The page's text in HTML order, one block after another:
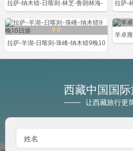
拉萨-纳木错-日喀则-林芝-鲁朗林海-
拉萨-
¥ 0
拉萨-羊湖-日喀则-珠峰-纳木错9晚10
羊卓
西藏中国国
让西藏旅行更
姓名